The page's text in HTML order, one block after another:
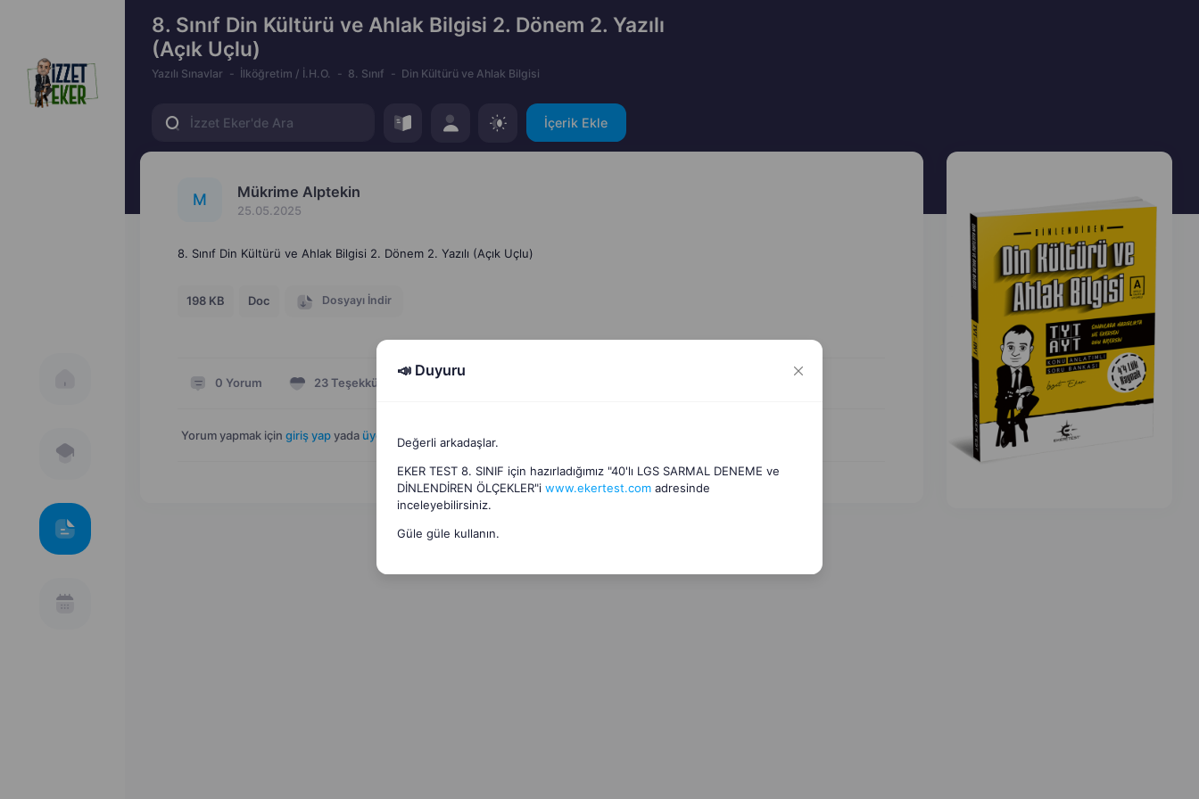
8. Sınıf Din Kültürü ve Ahlak Bilgisi 2. Dönem 2. Yazılı
(Açık Uçlu)
Yazılı Sınavlar İlköğretim / İ.H.O. 8. Sınıf Din Kültürü ve Ahlak Bilgisi
İçerik Ekle
M Mükrime Alptekin
25.05.2025
8. Sınıf Din Kültürü ve Ahlak Bilgisi 2. Dönem 2. Yazılı (Açık Uçlu)
198 KB Doc Dosyayı İndir
0 Yorum 23Teşekkür Hata Bildir
Yorum yapmak için giriş yap yada üye ol .
📣 Duyuru
Değerli arkadaşlar.
EKER TEST 8. SINIF için hazırladığımız "40'lı LGS SARMAL DENEME ve
DİNLENDİREN ÖLÇEKLER"i www.ekertest.comadresinde
inceleyebilirsiniz.
Güle güle kullanın.